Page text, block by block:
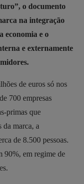
o documento
na integração
economia e o
e externamente
de euros só nos
700 empresas
primas que
da marca, a
de 8.500 pessoas.
90%, em regime de